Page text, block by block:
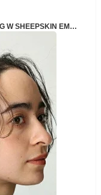
アグ シープスキン イヤーマフ レディース UGG W SHEEPSKIN EMBROIDERY EARMUFF 20955